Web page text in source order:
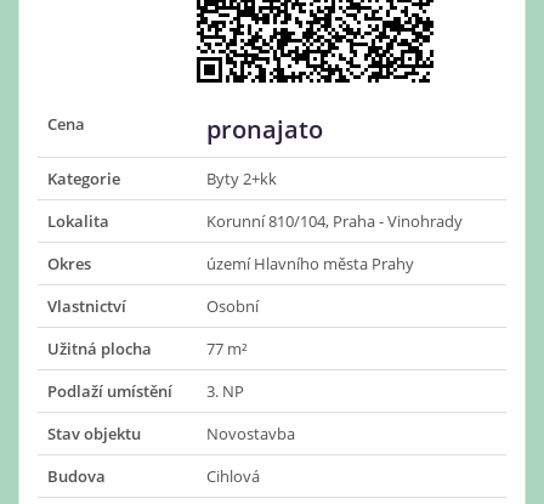
Cena pronajato
Kategorie
Byty 2+kk
Lokalita
Korunní 810/104, Praha - Vinohrady
Okres
území Hlavního města Prahy
Vlastnictví
Osobní
Užitná plocha
77 m²
Podlaží umístění
3. NP
Stav objektu
Novostavba
Budova
Cihlová